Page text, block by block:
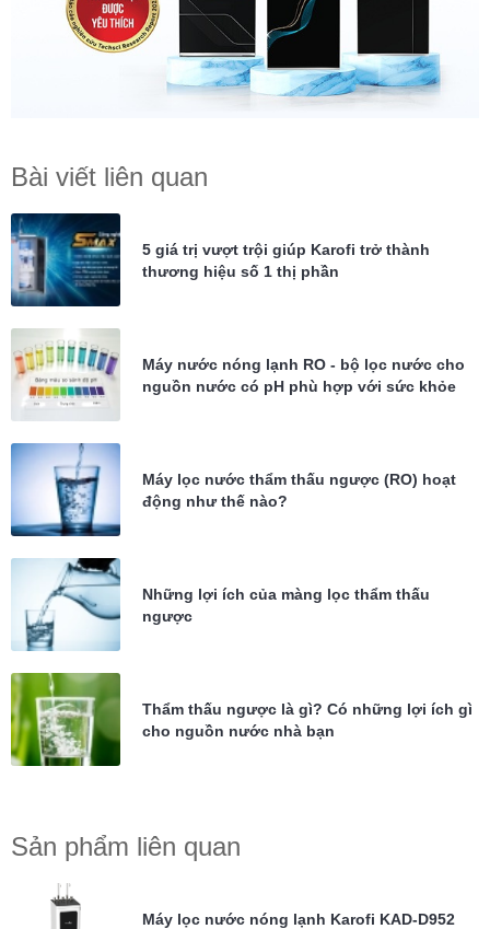
Bài viết liên quan
5 giá trị vượt trội giúp Karofi trở thành
thương hiệu số 1 thị phần
Máy nước nóng lạnh RO - bộ lọc nước cho
nguồn nước có pH phù hợp với sức khỏe
Máy lọc nước thẩm thấu ngược (RO) hoạt
động như thế nào?
Những lợi ích của màng lọc thẩm thấu
ngược
Thẩm thấu ngược là gì? Có những lợi ích gì
cho nguồn nước nhà bạn
Sản phẩm liên quan
Máy lọc nước nóng lạnh Karofi KAD-D952